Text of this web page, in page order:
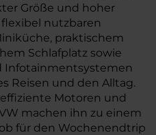
Größe und hoher
nutzbaren
praktischem
Schlafplatz sowie
Infotainmentsystemen
Reisen und den Alltag.
Motoren und
machen ihn zu einem
für den Wochenendtrip